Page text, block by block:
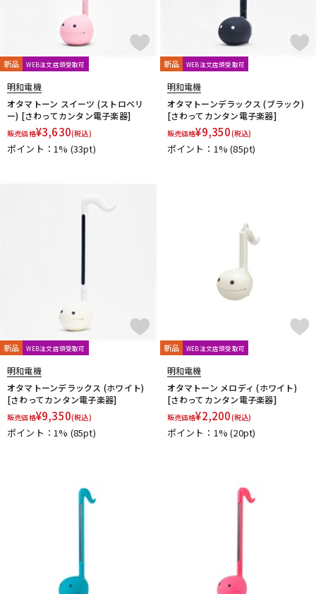
新品 WEB注文店頭受取可
明和電機
オタマトーン スイーツ (ストロベリ
ー) [さわってカンタン電子楽器]
販売価格¥3,630(税込)
ポイント：1% (33pt)
新品 WEB注文店頭受取可
明和電機
オタマトーンデラックス (ブラック)
[さわってカンタン電子楽器]
販売価格¥9,350(税込)
ポイント：1%(85pt)
新品 WEB注文店頭受取可
明和電機
オタマトーンデラックス (ホワイト)
[さわってカンタン電子楽器]
販売価格¥9,350(税込)
ポイント：1% (85pt)
新品 WEB注文店頭受取可
明和電機
オタマトーン メロディ (ホワイト)
[さわってカンタン電子楽器]
販売価格¥2,200(税込)
ポイント：1%(20pt)